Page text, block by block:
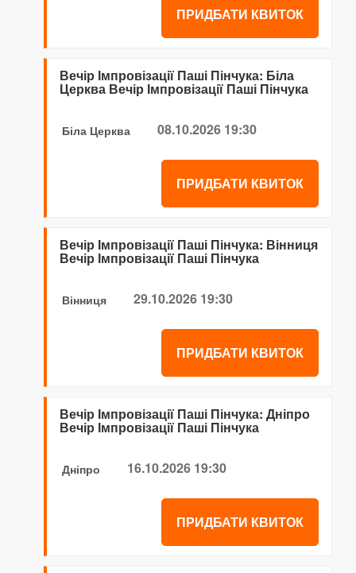
ПРИДБАТИ КВИТОК
Вечір Імпровізації Паші Пінчука: Біла
Церква Вечір Імпровізації Паші Пінчука
Біла Церква 08.10.2026 19:30
ПРИДБАТИ КВИТОК
Вечір Імпровізації Паші Пінчука: Вінниця
Вечір Імпровізації Паші Пінчука
Вінниця 29.10.2026 19:30
ПРИДБАТИ КВИТОК
Вечір Імпровізації Паші Пінчука: Дніпро
Вечір Імпровізації Паші Пінчука
Дніпро 16.10.2026 19:30
ПРИДБАТИ КВИТОК